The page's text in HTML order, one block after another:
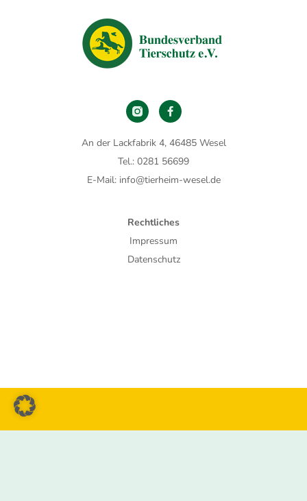
An der Lackfabrik 4, 46485 Wesel
Tel.: 0281 56699
E-Mail: info@tierheim-wesel.de
Rechtliches
Impressum
Datenschutz